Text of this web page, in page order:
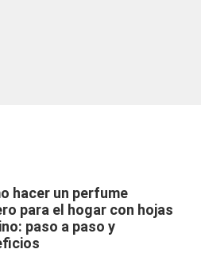
hacer un perfume
para el hogar con hojas
paso a paso y